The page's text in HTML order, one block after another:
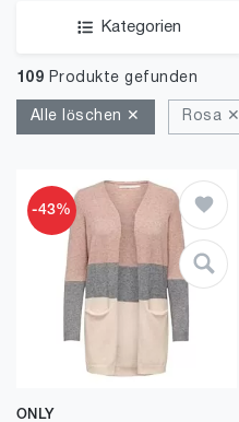
Kategorien
109 Produkte gefunden
Alle löschen ✕ Rosa ✕
-43%
ONLY